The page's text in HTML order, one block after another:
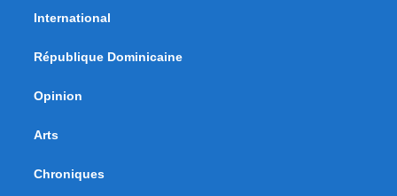
International
République Dominicaine
Opinion
Arts
Chroniques